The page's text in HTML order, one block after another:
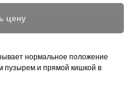
цену
нормальное положение
пузырем и прямой кишкой в